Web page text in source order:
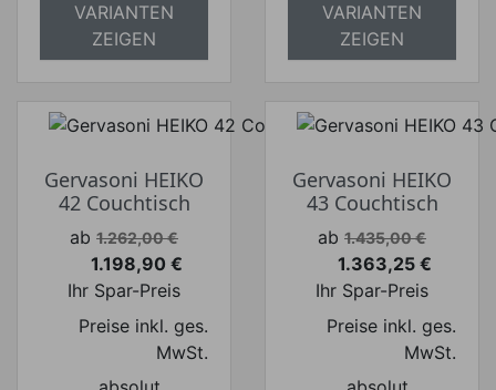
VARIANTEN
ZEIGEN
VARIANTEN
ZEIGEN
Gervasoni HEIKO
42 Couchtisch
Verkaufspreis
ab 1.262,00 €
Preis
1.198,90 €
Ihr Spar-Preis
Preise inkl. ges.
MwSt.
Gervasoni HEIKO
43 Couchtisch
Verkaufspreis
ab 1.435,00 €
Preis
1.363,25 €
Ihr Spar-Preis
Preise inkl. ges.
MwSt.